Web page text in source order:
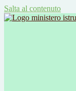
Salta al contenuto